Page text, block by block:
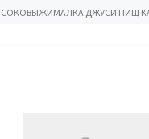
СОКОВЫЖИМАЛКА ДЖУСИ ПИЩ